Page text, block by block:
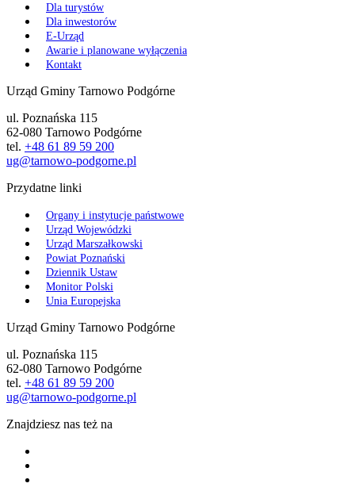
Dla turystów
Dla inwestorów
E-Urząd
Awarie i planowane wyłączenia
Kontakt
Urząd Gminy Tarnowo Podgórne
ul. Poznańska 115
62-080 Tarnowo Podgórne
tel. +48 61 89 59 200
ug@tarnowo-podgorne.pl
Przydatne linki
Organy i instytucje państwowe
Urząd Wojewódzki
Urząd Marszałkowski
Powiat Poznański
Dziennik Ustaw
Monitor Polski
Unia Europejska
Urząd Gminy Tarnowo Podgórne
ul. Poznańska 115
62-080 Tarnowo Podgórne
tel. +48 61 89 59 200
ug@tarnowo-podgorne.pl
Znajdziesz nas też na